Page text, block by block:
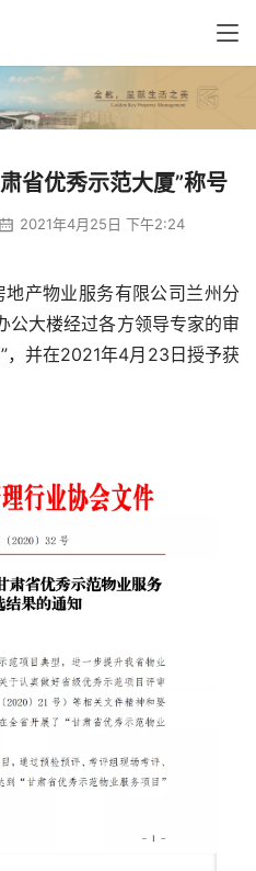
省优秀示范大厦”称号
2021年4月25日 下午2:24
产物业服务有限公司兰州分
大楼经过各方领导专家的审
，并在2021年4月23日授予获